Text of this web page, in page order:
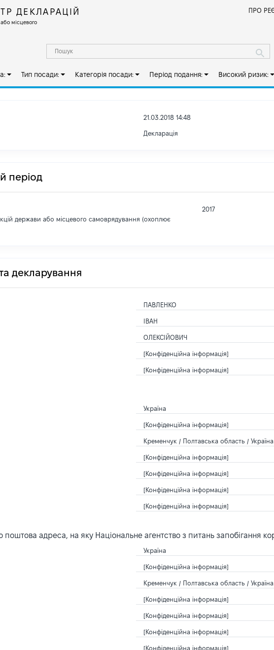
ДЕКЛАРАЦІЙ
місцевого
ПРО
Тип посади: Категорія посади: Період подання: Високий ризик:
21.03.2018 14:48
Декларація
період
держави або місцевого самоврядування (охоплює
2017
декларування
ПАВЛЕНКО
ІВАН
ОЛЕКСІЙОВИЧ
[Конфіденційна інформація]
[Конфіденційна інформація]
Україна
[Конфіденційна інформація]
Кременчук / Полтавська область / Україна
[Конфіденційна інформація]
[Конфіденційна інформація]
[Конфіденційна інформація]
[Конфіденційна інформація]
адреса, на яку Національне агентство з питань запобігання
Україна
[Конфіденційна інформація]
Кременчук / Полтавська область / Україна
[Конфіденційна інформація]
[Конфіденційна інформація]
[Конфіденційна інформація]
[Конфіденційна інформація]